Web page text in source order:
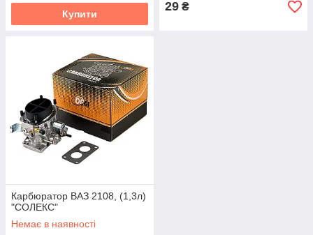
Купити
29 ₴
Карбюратор ВАЗ 2108, (1,3л)
"СОЛЕКС"
Немає в наявності